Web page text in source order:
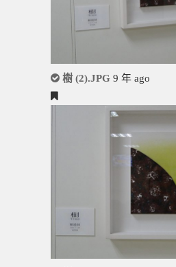
樹 (2).JPG 9 年 ago